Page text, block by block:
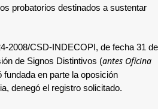
probatorios destinados a sustentar
2008/CSD-INDECOPI, de fecha 31 de
de Signos Distintivos (antes Oficina
fundada en parte la oposición
denegó el registro solicitado.